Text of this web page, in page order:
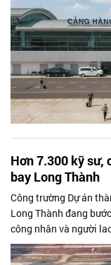
Hơn 7.300 kỹ sư,
bay Long Thành
Công trường Dự án
Long Thành đang
công nhân và người
mục trọng điểm, tăng